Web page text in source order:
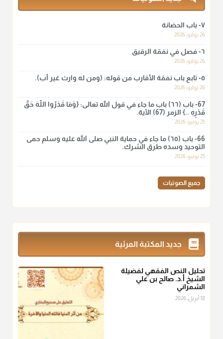
@d_alshamrani
لا أعلم لدعاء ختم القرآن في الصلاة أصلاً صحيحاً يعتمد عليه من سنة
الرسول صلى الله عليه وسلّم، ولا من عمل الصحابة رضي الله
عنهم. ابن عثيمين.
منذ 3 شهر
@d_alshamrani
نرى اليوم بأبصارنا بعض ما رأى العلماء ببصائرهم: "والرافضة ليس
كلها سود" ابن تيمية.
منذ 3 شهر
أ.د. صالح الشمراني
المعتدلين غير مقبوضتين ولا مبسوطتين أربع مرات من الرز أو البر
أو التمر أو اللحم
منذ 3 شهر
أ.د. صالح الشمراني
من أخرج زكاة الفطر عن غيره فليخبره قبل دفعها للمستحق لينوي
، فإلم يعلم إلا بعد ذلك لم تجزه لقولهﷺ:"وإنما
٧- باب الحضانة
26 يوليو، 2026
٦- فصل في نفقة الرقيق
26 يوليو، 2026
٥- تابع باب نفقة الأقارب من قوله: (ومن له وارث غير أب).
26 يوليو، 2026
67- باب (٦٦) باب ما جاء في قول الله تعالى: {وَمَا قَدَرُوا اللَّهَ حَقَّ
قَدْرِهِ ..} الزمر (67) الآية.
25 يونيو، 2026
66- باب (٦٥) ما جاء في حماية النبي صلى الله عليه وسلم حمى
التوحيد وسده طرق الشرك.
25 يونيو، 2026
جميع الصوتيات
جديد المكتبة المرئية
تحليل النص الفقهي لفضيلة
الشيخ أ.د. صالح بن علي
الشمراني
18 أبريل، 2026